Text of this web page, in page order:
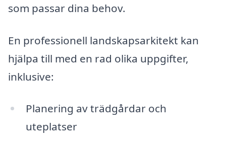
som passar dina behov.
En professionell landskapsarkitekt kan
hjälpa till med en rad olika uppgifter,
inklusive:
Planering av trädgårdar och
uteplatser